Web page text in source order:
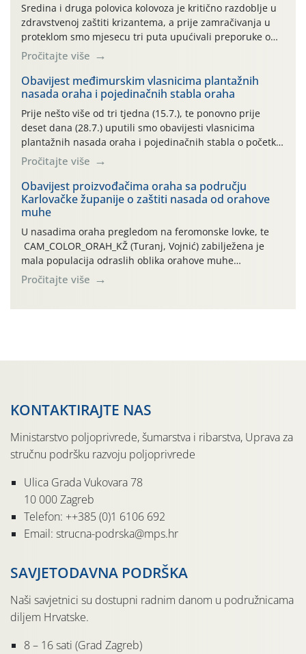
Sredina i druga polovica kolovoza je kritično razdoblje u
zdravstvenoj zaštiti krizantema, a prije zamračivanja u
proteklom smo mjesecu tri puta upućivali preporuke o
preventivnim mjerama zaštite krizantema od najčešćih
uzročnika bolesti, štetnika i fito-fagnih grinja (23.7., 14.7.,
06.7.)! Na početku ovog mjeseca je zabilježeno je
povijesno i ekstremno vruće meteorološko razdoblje, uz
najviše temperature […]
Pročitajte više
Obavijest međimurskim vlasnicima plantažnih
nasada oraha i pojedinačnih stabla oraha
Prije nešto više od tri tjedna (15.7.), te ponovno prije
deset dana (28.7.) uputili smo obavijesti vlasnicima
plantažnih nasada oraha i pojedinačnih stabla o početku
leta i ovogodišnjoj potrebi usmjerenog suzbijanja
orahove muhe (Rhagoletis completa)! Već dvanaest dana
traje drugi ovogodišnji “toplinski udar”, koji naročito
izražen zadnja šest dana (31.7.-05.8.), jer najviše
temperature zraka svakodnevno […]
Pročitajte više
Obavijest proizvođačima oraha sa području
Karlovačke županije o zaštiti nasada od orahove
muhe
U nasadima oraha pregledom na feromonske lovke, te
CAM_COLOR_ORAH_KŽ (Turanj, Vojnić) zabilježena je
mala populacija odraslih oblika orahove muhe
(Rhagoletis completa). Niska brojnost može se objasniti
činjenicom da je riječ o mladim nasadima s vrlo malim
Pročitajte više
KONTAKTIRAJTE NAS
Ministarstvo poljoprivrede, šumarstva i ribarstva, Uprava za
stručnu podršku razvoju poljoprivrede
Ulica Grada Vukovara 78
10 000 Zagreb
Telefon: ++385 (0)1 6106 692
Email: strucna-podrska@mps.hr
SAVJETODAVNA PODRŠKA
Naši savjetnici su dostupni radnim danom u podružnicama
diljem Hrvatske.
8 – 16 sati (Grad Zagreb)